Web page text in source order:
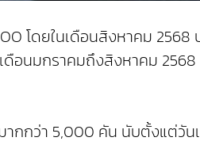
โดยในเดือนสิงหาคม
อนมกราคมถึงสิงหาคม
กกว่า 5,000 คัน นับตั้งแต่วั